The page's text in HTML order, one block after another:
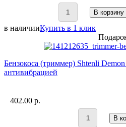
В корзину
в наличииКупить в 1 клик
Бензокоса (триммер) Shtenli
антивибрацией
402.00 p.
В